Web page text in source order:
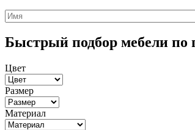
Быстрый подбор мебели по
Цвет
Размер
Материал